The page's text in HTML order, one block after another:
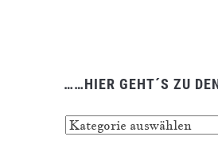
……HIER GEHT´S ZU